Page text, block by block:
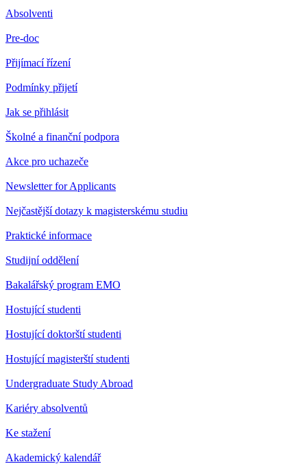
Absolventi
Pre-doc
Přijímací řízení
Podmínky přijetí
Jak se přihlásit
Školné a finanční podpora
Akce pro uchazeče
Newsletter for Applicants
Nejčastější dotazy k magisterskému studiu
Praktické informace
Studijní oddělení
Bakalářský program EMO
Hostující studenti
Hostující doktorští studenti
Hostující magisterští studenti
Undergraduate Study Abroad
Kariéry absolventů
Ke stažení
Akademický kalendář